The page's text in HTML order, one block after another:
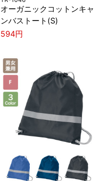
オーガニックコットンキャ
ンバストート(S)
594円